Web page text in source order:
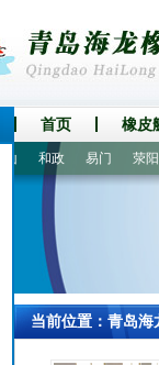
首页 橡皮
和政 易门 荥阳
当前位置： 青岛海